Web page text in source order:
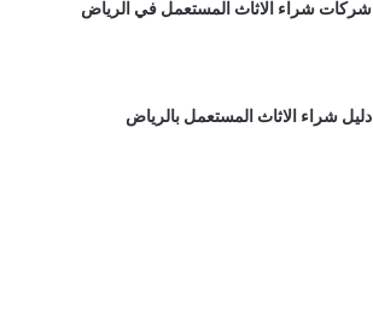
شركات شراء الاثاث المستعمل في الرياض
دليل شراء الاثاث المستعمل بالرياض